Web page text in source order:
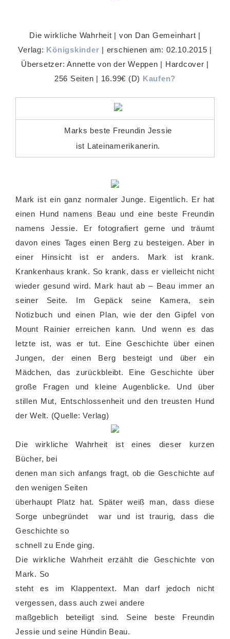
Die wirkliche Wahrheit | von Dan Gemeinhart |
Verlag: Königskinder | erschienen am: 02.10.2015 |
Übersetzer: Annette von der Weppen | Hardcover |
256 Seiten | 16.99€ (D) Kaufen?
Marks beste Freundin Jessie
ist Lateinamerikanerin.
Mark ist ein ganz normaler Junge. Eigentlich. Er hat
einen Hund namens Beau und eine beste Freundin
namens Jessie. Er fotografiert gerne und träumt
davon eines Tages einen Berg zu besteigen. Aber in
einer Hinsicht ist er anders. Mark ist krank.
Krankenhaus krank. So krank, dass er vielleicht nicht
wieder gesund wird. Mark haut ab – Beau immer an
seiner Seite. Im Gepäck seine Kamera, sein
Notizbuch und einen Plan, wie der den Gipfel von
Mount Rainier erreichen kann. Und wenn es das
letzte ist, was er tut. Eine Geschichte über einen
Jungen, der einen Berg besteigt und über ein
Mädchen, das zurückbleibt. Eine Geschichte über
große Fragen und kleine Augenblicke. Und über
stillen Mut, Entschlossenheit und den treusten Hund
der Welt. (Quelle: Verlag)
Die wirkliche Wahrheit ist eines dieser kurzen
Bücher, bei
denen man sich anfangs fragt, ob die Geschichte auf
den wenigen Seiten
überhaupt Platz hat. Später weiß man, dass diese
Sorge unbegründet war und ist traurig, dass die
Geschichte so
schnell zu Ende ging.
Die wirkliche Wahrheit erzählt die Geschichte von
Mark. So
steht es im Klappentext. Man darf jedoch nicht
vergessen, dass auch zwei andere
maßgeblich beteiligt sind. Seine beste Freundin
Jessie und seine Hündin Beau.